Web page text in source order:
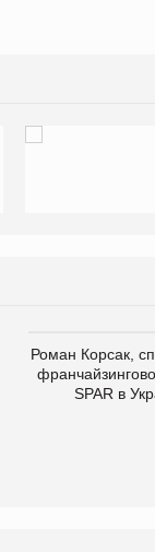
Роман Корсак,
SPAR в